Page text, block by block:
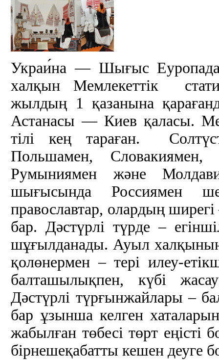
Украи́на — Шығыс Еуропада
халқын Мемлекеттік
жылдың 1 қазанына
Астанасы — Киев қаласы.
тілі кең тараған.
Польшамен, Словакиямен,
Румыниямен және
шығысында Россиямен
православтар, олардың
бар. Дәстүрлі түрде –
шұғылданады. Ауыл халқының
қолөнермен – тері илеу-
балташылықпен, күбі
Дәстүрлі түрғынжайлары –
бар ұзынша келген
жабылған төбесі төрт еңісті
бірнешеқабатты кешен деуге